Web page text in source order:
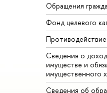
Обращения
Фонд целевого
Сведения о
имуществе и
имущественного
Сведения об